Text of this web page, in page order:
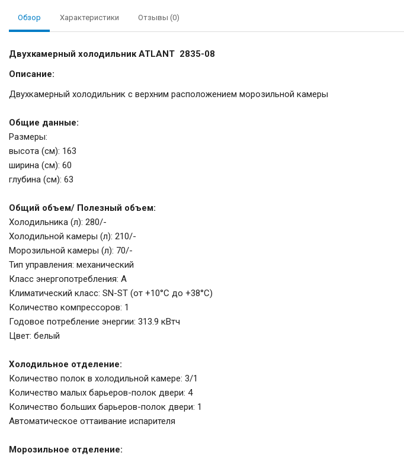
Обзор Характеристики Отзывы (0)
Двухкамерный холодильник ATLANT 2835-08
Описание:
Двухкамерный холодильник с верхним расположением морозильной камеры
Общие данные:
Размеры:
высота (см): 163
ширина (см): 60
глубина (см): 63
Общий объем/ Полезный объем:
Холодильника (л): 280/-
Холодильной камеры (л): 210/-
Морозильной камеры (л): 70/-
Тип управления: механический
Класс энергопотребления: А
Климатический класс: SN-ST (от +10°С до +38°С)
Количество компрессоров: 1
Годовое потребление энергии: 313.9 кВтч
Цвет: белый
Холодильное отделение:
Количество полок в холодильной камере: 3/1
Количество малых барьеров-полок двери: 4
Количество больших барьеров-полок двери: 1
Автоматическое оттаивание испарителя
Морозильное отделение: